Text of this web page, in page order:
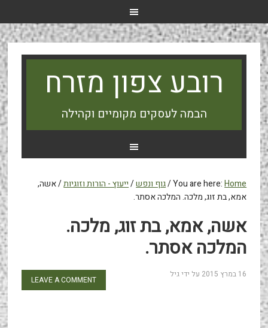
רובע צפון מזרח
הבמה לעסקים מקומיים וקהילה
You are here:Home
/גוף ונפש/ייעוץ - הורות וזוגיות/אשה,
אמא, בת זוג, מלכה. המלכה אסתר.
אשה, אמא, בת זוג, מלכה.
המלכה אסתר.
16 במרץ 2015 על ידיגיל
LEAVE A COMMENT